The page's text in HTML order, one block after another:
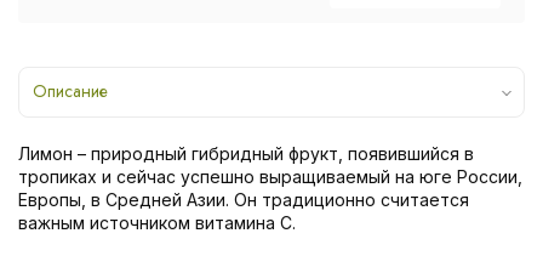
Описание
Лимон – природный гибридный фрукт, появившийся в
тропиках и сейчас успешно выращиваемый на юге России,
Европы, в Средней Азии. Он традиционно считается
важным источником витамина С.